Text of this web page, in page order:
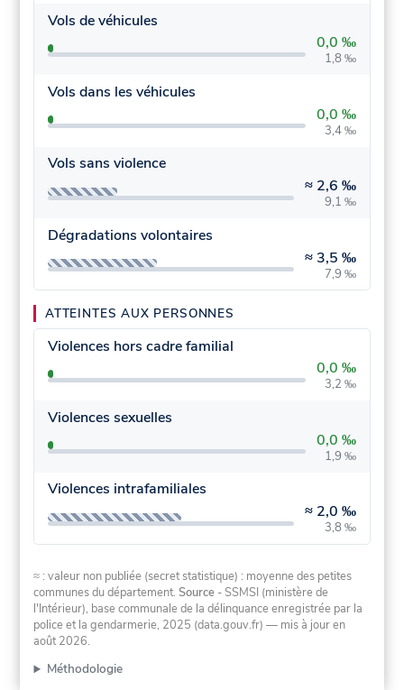
Vols de véhicules
0,0 ‰
1,8 ‰
Vols dans les véhicules
0,0 ‰
3,4 ‰
Vols sans violence
≈ 2,6 ‰
9,1 ‰
Dégradations volontaires
≈ 3,5 ‰
7,9 ‰
ATTEINTES AUX PERSONNES
Violences hors cadre familial
0,0 ‰
3,2 ‰
Violences sexuelles
0,0 ‰
1,9 ‰
Violences intrafamiliales
≈ 2,0 ‰
3,8 ‰
≈ : valeur non publiée (secret statistique) : moyenne des petites
communes du département.Source - SSMSI (ministère de
l'Intérieur), base communale de la délinquance enregistrée par la
police et la gendarmerie, 2025 (data.gouv.fr) — mis à jour en
août 2026.
Méthodologie